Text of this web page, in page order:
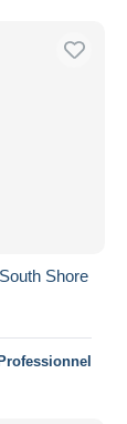
Shore
Professionnel